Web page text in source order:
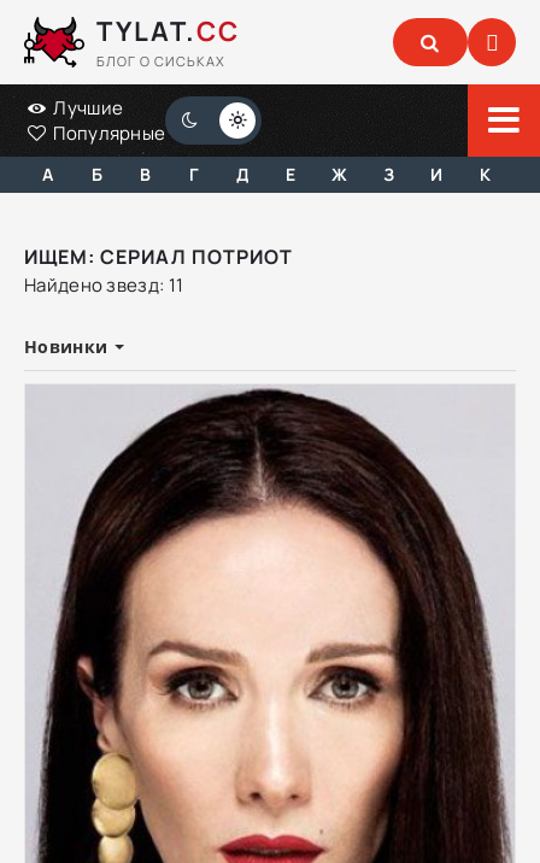
TYLAT.CC
БЛОГ О СИСЬКАХ
Лучшие
Популярные
А Б В Г Д Е Ж З И К
ИЩЕМ: СЕРИАЛ ПОТРИОТ
Найдено звезд: 11
Новинки